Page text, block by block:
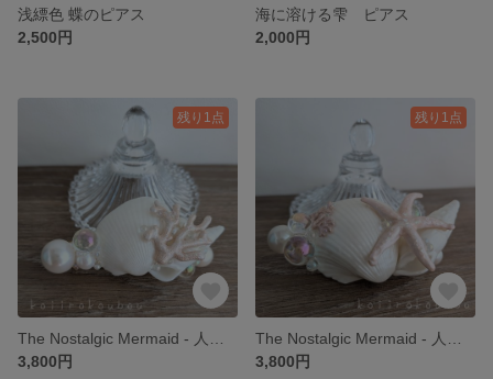
浅縹色 蝶のピアス
2,500円
海に溶ける雫 ピアス
2,000円
残り1点
3,800円
残り1点
3,800円